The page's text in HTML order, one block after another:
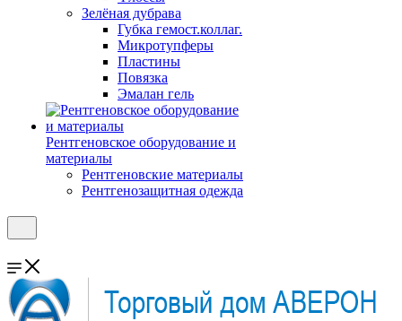
Зелёная дубрава
Губка гемост.коллаг.
Микротупферы
Пластины
Повязка
Эмалан гель
Рентгеновское оборудование и
материалы
Рентгеновские материалы
Рентгенозащитная одежда